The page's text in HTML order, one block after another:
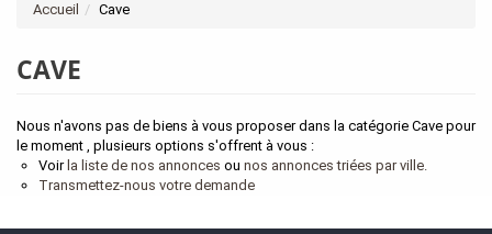
Accueil Cave
CAVE
Nous n'avons pas de biens à vous proposer dans la catégorie Cave pour
le moment , plusieurs options s'offrent à vous :
Voir la liste de nos annonces ou nos annonces triées par ville.
Transmettez-nous votre demande